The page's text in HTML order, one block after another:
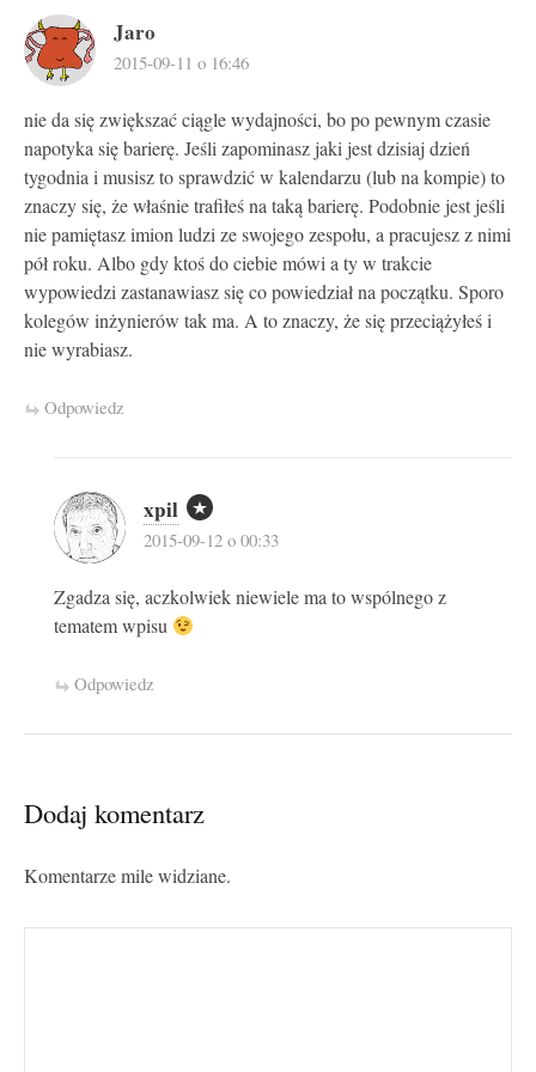
Jaro
2015-09-11 o 16:46
nie da się zwiększać ciągle wydajności, bo po pewnym czasie
napotyka się barierę. Jeśli zapominasz jaki jest dzisiaj dzień
tygodnia i musisz to sprawdzić w kalendarzu (lub na kompie) to
znaczy się, że właśnie trafiłeś na taką barierę. Podobnie jest jeśli
nie pamiętasz imion ludzi ze swojego zespołu, a pracujesz z nimi
pół roku. Albo gdy ktoś do ciebie mówi a ty w trakcie
wypowiedzi zastanawiasz się co powiedział na początku. Sporo
kolegów inżynierów tak ma. A to znaczy, że się przeciążyłeś i
nie wyrabiasz.
Odpowiedz
xpil
2015-09-12 o 00:33
Zgadza się, aczkolwiek niewiele ma to wspólnego z
tematem wpisu
Odpowiedz
Dodaj komentarz
Komentarze mile widziane.